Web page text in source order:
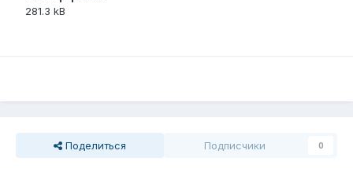
281.3 kB
Поделиться Подписчики 0